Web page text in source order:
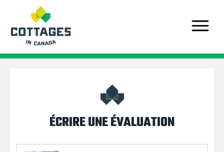
ÉCRIRE UNE ÉVALUATION